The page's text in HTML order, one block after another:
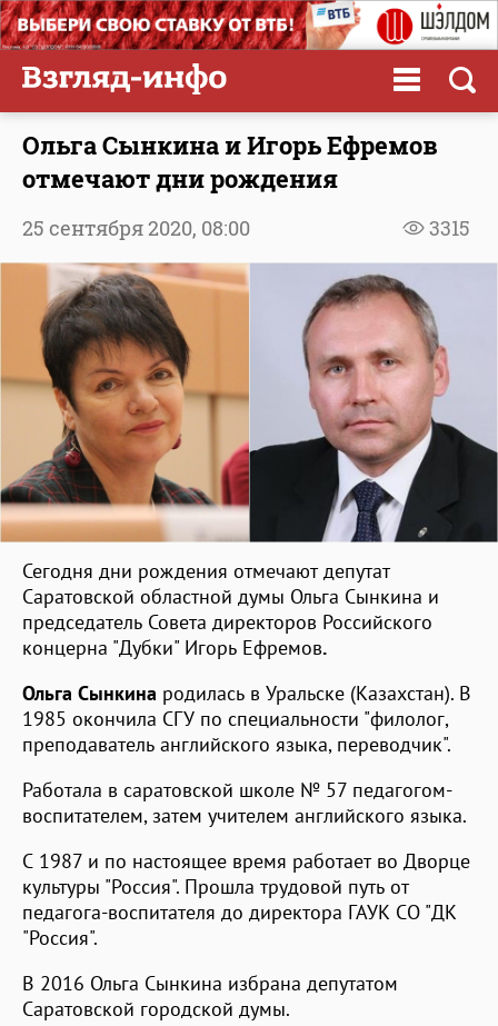
Ольга Сынкина и Игорь Ефремов
отмечают дни рождения
3315
25 сентября 2020, 08:00
Сегодня дни рождения отмечают депутат
Саратовской областной думы Ольга Сынкина и
председатель Совета директоров Российского
концерна "Дубки" Игорь Ефремов.
Ольга Сынкина родилась в Уральске (Казахстан). В
1985 окончила СГУ по специальности "филолог,
преподаватель английского языка, переводчик".
Работала в саратовской школе № 57 педагогом-
воспитателем, затем учителем английского языка.
С 1987 и по настоящее время работает во Дворце
культуры "Россия". Прошла трудовой путь от
педагога-воспитателя до директора ГАУК СО "ДК
"Россия".
В 2016 Ольга Сынкина избрана депутатом
Саратовской городской думы.